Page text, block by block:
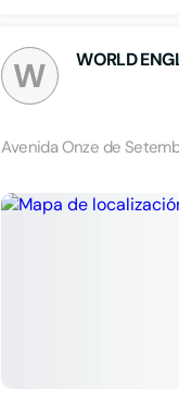
W WORLD
Avenida Onze de